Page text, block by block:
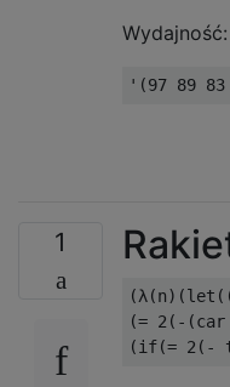
Wydajność:
1
(= 2(-